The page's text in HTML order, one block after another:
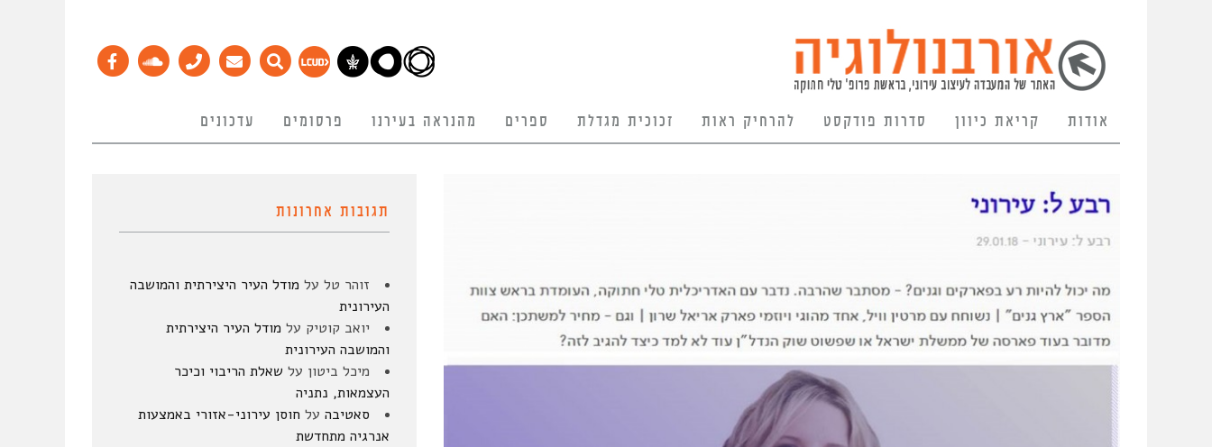
אודות קריאת כיוון סדרות פודקסט להרחיק ראות זכוכית מגדלת ספרים מהנראה בעירנו פרסומים עדכונים
תגובות אחרונות
זוהר טל על מודל העיר היצירתית והמושבה
העירונית
יואב קוטיק על מודל העיר היצירתית
והמושבה העירונית
מיכל ביטון על שאלת הריבוי וכיכר
העצמאות, נתניה
סאטיבה על חוסן עירוני-אזורי באמצעות
אנרגיה מתחדשת